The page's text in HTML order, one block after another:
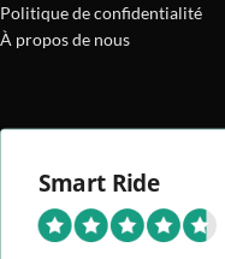
Politique de confidentialité
À propos de nous
Smart Ride